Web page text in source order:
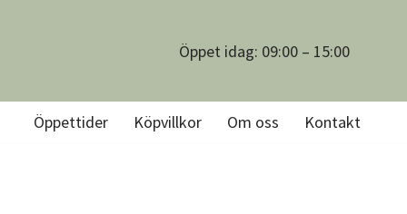
Öppet idag: 09:00 – 15:00
Öppettider Köpvillkor Om oss Kontakt